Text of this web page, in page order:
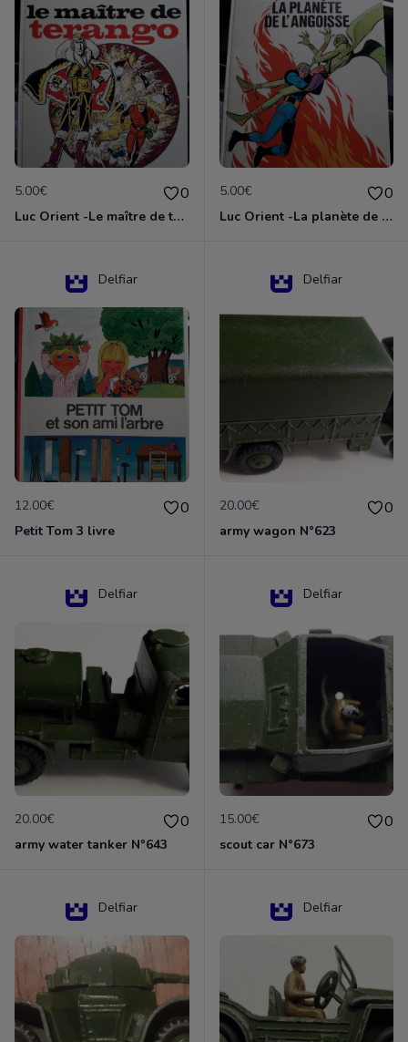
5.00€ 0
Luc Orient -Le maître de terango
5.00€ 0
Luc Orient -La planète de l'angoisse
Delfiar
12.00€ 0
Petit Tom 3 livre
Delfiar
20.00€ 0
army wagon N°623
Delfiar
20.00€ 0
army water tanker N°643
Delfiar
15.00€ 0
scout car N°673
Delfiar Delfiar